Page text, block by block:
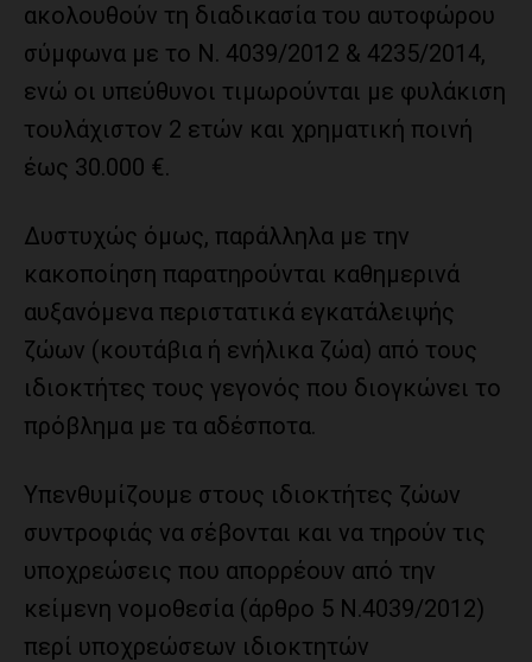
ακολουθούν τη διαδικασία του αυτοφώρου
σύμφωνα με το Ν. 4039/2012 & 4235/2014,
ενώ οι υπεύθυνοι τιμωρούνται με φυλάκιση
τουλάχιστον 2 ετών και χρηματική ποινή
έως 30.000 €.
Δυστυχώς όμως, παράλληλα με την
κακοποίηση παρατηρούνται καθημερινά
αυξανόμενα περιστατικά εγκατάλειψής
ζώων (κουτάβια ή ενήλικα ζώα) από τους
ιδιοκτήτες τους γεγονός που διογκώνει το
πρόβλημα με τα αδέσποτα.
Υπενθυμίζουμε στους ιδιοκτήτες ζώων
συντροφιάς να σέβονται και να τηρούν τις
υποχρεώσεις που απορρέουν από την
κείμενη νομοθεσία (άρθρο 5 Ν.4039/2012)
περί υποχρεώσεων ιδιοκτητών